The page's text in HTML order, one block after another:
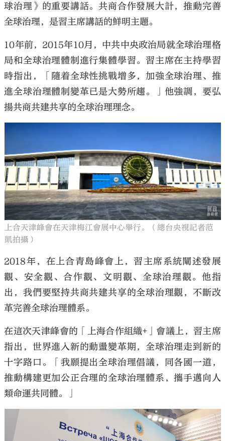
球治理》的重要講話。共商合作發展大計，推動完善
全球治理，是習主席講話的鮮明主題。
10年前，2015年10月，中共中央政治局就全球治理格
局和全球治理體制進行集體學習。習主席在主持學習
時指出，「隨着全球性挑戰增多，加強全球治理、推
進全球治理體制變革已是大勢所趨。」他強調，要弘
揚共商共建共享的全球治理理念。
上合天津峰會在天津梅江會展中心舉行。（總台央視記者范
凱拍攝）
2018年，在上合青島峰會上，習主席系統闡述發展
觀、安全觀、合作觀、文明觀、全球治理觀。他指
出，我們要堅持共商共建共享的全球治理觀，不斷改
革完善全球治理體系。
在這次天津峰會的「上海合作組織+」會議上，習主席
指出，世界進入新的動盪變革期，全球治理走到新的
十字路口。「我願提出全球治理倡議，同各國一道，
推動構建更加公正合理的全球治理體系，攜手邁向人
類命運共同體。」